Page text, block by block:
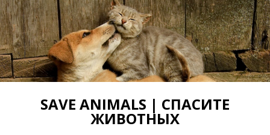
SAVE ANIMALS | СПАСИТЕ
ЖИВОТНЫХ